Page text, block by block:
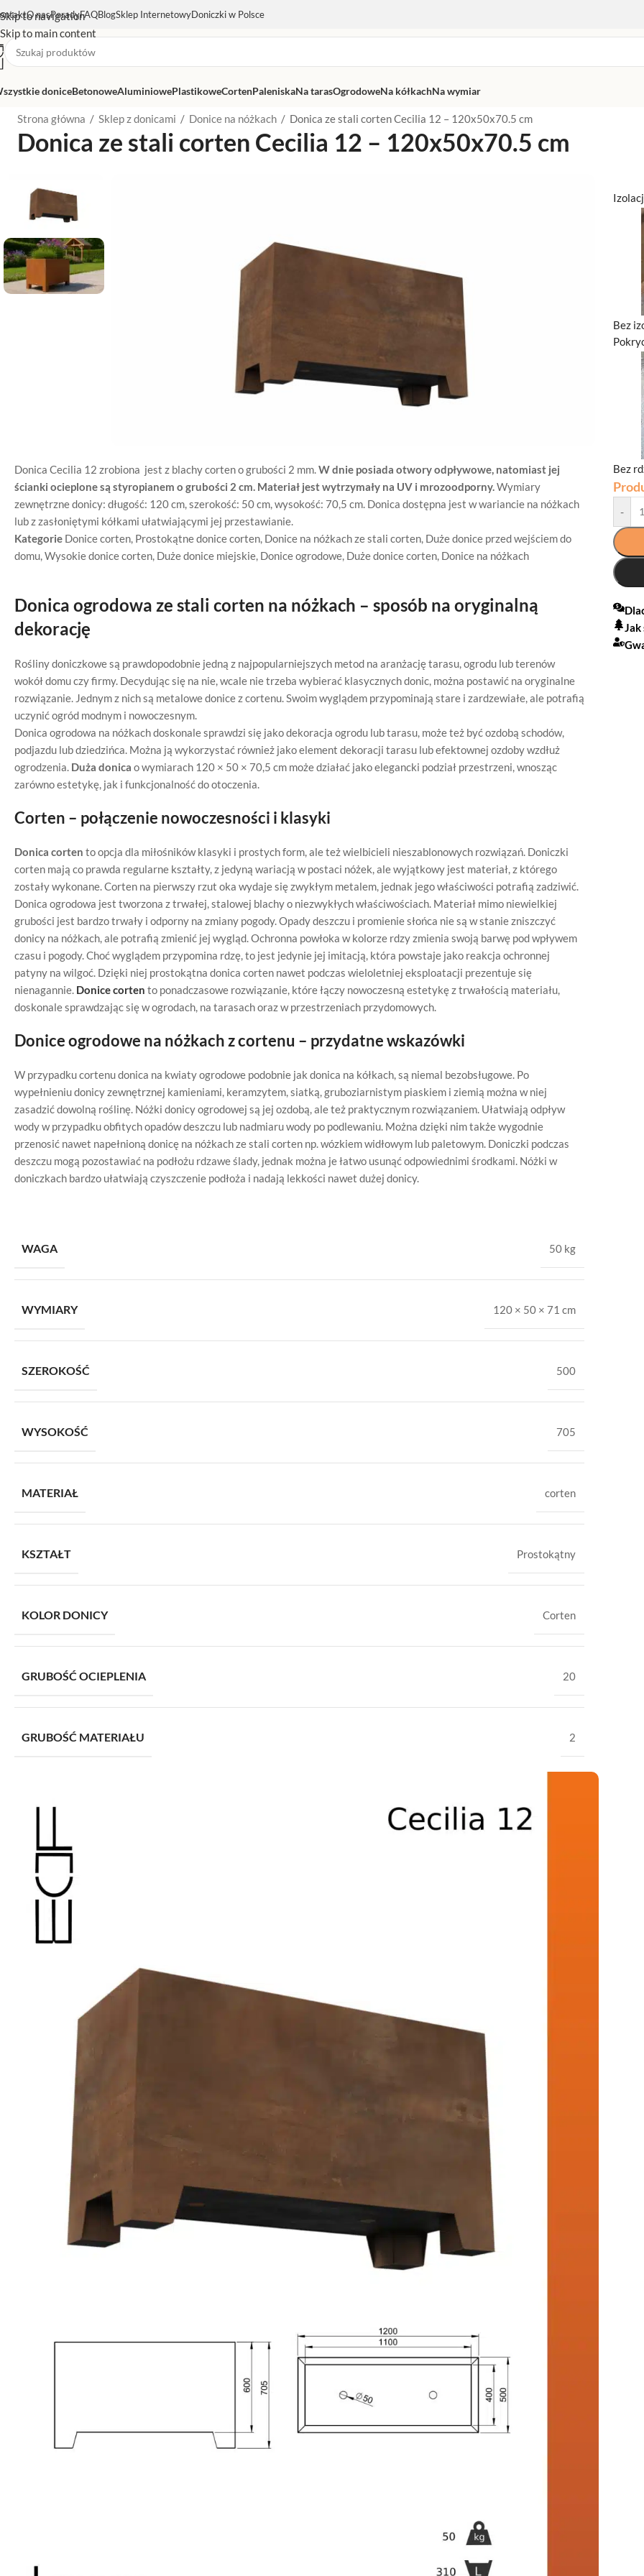
Skip to navigation
Skip to main content
O nasPoradyFAQBlogSklep InternetowyDoniczki w Polsce
doniceBetonoweAluminiowePlastikoweCortenPaleniskaNa tarasOgrodoweNa kółkachNa wymiar
Strona główna / Sklep z donicami / Donice na nóżkach / Donica ze stali corten Cecilia 12 – 120x50x70.5 cm
Donica ze stali corten Cecilia 12 – 120x50x70.5 cm
Donica Cecilia 12 zrobiona jest z blachy corten o grubości 2 mm.W dnie posiada otwory odpływowe, natomiast jej
ścianki ocieplone są styropianem o grubości 2 cm. Materiał jest wytrzymały na UV i mrozoodporny.Wymiary
zewnętrzne donicy: długość: 120 cm, szerokość: 50 cm, wysokość: 70,5 cm. Donica dostępna jest w wariancie na nóżkach
lub z zasłoniętymi kółkami ułatwiającymi jej przestawianie.
Kategorie Donice corten, Prostokątne donice corten, Donice na nóżkach ze stali corten, Duże donice przed wejściem do
domu,Wysokie donice corten, Duże donice miejskie, Donice ogrodowe, Duże donice corten, Donice na nóżkach
Donica ogrodowa ze stali corten na nóżkach – sposób na oryginalną
dekorację
Rośliny doniczkowe są prawdopodobnie jedną z najpopularniejszych metod na aranżację tarasu, ogrodu lub terenów
wokół domu czy firmy. Decydując się na nie, wcale nie trzeba wybierać klasycznych donic, można postawić na oryginalne
rozwiązanie. Jednym z nich są metalowe donice z cortenu. Swoim wyglądem przypominają stare i zardzewiałe, ale potrafią
uczynić ogród modnym i nowoczesnym.
Donica ogrodowa na nóżkach doskonale sprawdzi się jako dekoracja ogrodu lub tarasu, może też być ozdobą schodów,
podjazdu lub dziedzińca. Można ją wykorzystać również jako element dekoracji tarasu lub efektownej ozdoby wzdłuż
ogrodzenia. Duża donica o wymiarach 120 × 50 × 70,5 cm może działać jako elegancki podział przestrzeni, wnosząc
zarówno estetykę, jak i funkcjonalność do otoczenia.
Corten – połączenie nowoczesności i klasyki
Donica corten to opcja dla miłośników klasyki i prostych form, ale też wielbicieli nieszablonowych rozwiązań. Doniczki
corten mają co prawda regularne kształty, z jedyną wariacją w postaci nóżek, ale wyjątkowy jest materiał, z którego
zostały wykonane. Corten na pierwszy rzut oka wydaje się zwykłym metalem, jednak jego właściwości potrafią zadziwić.
Donica ogrodowa jest tworzona z trwałej, stalowej blachy o niezwykłych właściwościach. Materiał mimo niewielkiej
grubości jest bardzo trwały i odporny na zmiany pogody. Opady deszczu i promienie słońca nie są w stanie zniszczyć
donicy na nóżkach, ale potrafią zmienić jej wygląd. Ochronna powłoka w kolorze rdzy zmienia swoją barwę pod wpływem
czasu i pogody. Choć wyglądem przypomina rdzę, to jest jedynie jej imitacją, która powstaje jako reakcja ochronnej
patyny na wilgoć. Dzięki niej prostokątna donica corten nawet podczas wieloletniej eksploatacji prezentuje się
nienagannie. Donice corten to ponadczasowe rozwiązanie, które łączy nowoczesną estetykę z trwałością materiału,
doskonale sprawdzając się w ogrodach, na tarasach oraz w przestrzeniach przydomowych.
Donice ogrodowe na nóżkach z cortenu – przydatne wskazówki
W przypadku cortenu donica na kwiaty ogrodowe podobnie jak donica na kółkach, są niemal bezobsługowe. Po
wypełnieniu donicy zewnętrznej kamieniami, keramzytem, siatką, gruboziarnistym piaskiem i ziemią można w niej
zasadzić dowolną roślinę. Nóżki donicy ogrodowej są jej ozdobą, ale też praktycznym rozwiązaniem. Ułatwiają odpływ
wody w przypadku obfitych opadów deszczu lub nadmiaru wody po podlewaniu. Można dzięki nim także wygodnie
przenosić nawet napełnioną donicę na nóżkach ze stali corten np. wózkiem widłowym lub paletowym. Doniczki podczas
deszczu mogą pozostawiać na podłożu rdzawe ślady, jednak można je łatwo usunąć odpowiednimi środkami. Nóżki w
doniczkach bardzo ułatwiają czyszczenie podłoża i nadają lekkości nawet dużej donicy.
WAGA 50 kg
WYMIARY 120 × 50 × 71 cm
SZEROKOŚĆ 500
WYSOKOŚĆ 705
MATERIAŁ corten
KSZTAŁT Prostokątny
KOLOR DONICY Corten
GRUBOŚĆ OCIEPLENIA 20
GRUBOŚĆ MATERIAŁU 2
Bez
Bez
-
Jak